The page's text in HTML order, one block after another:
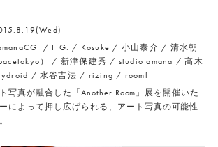
/ FIG. / Kosuke / 小山泰介 / 清水朝
） / 新津保建秀 / studio amana / 高木
/ 水谷吉法 / rizing / roomf
写真が融合した「Another Room」展を開催いた
によって押し広げられる、アート写真の可能性